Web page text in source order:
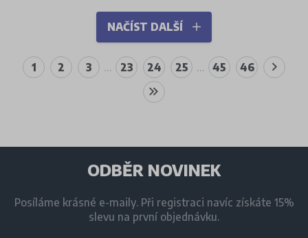
NAČÍST DALŠÍ
1 2 3 … 23 24 25 … 45 46
ODBĚR NOVINEK
Posíláme krásné e-maily. Při registraci navíc získáte 15%
slevu na první objednávku.